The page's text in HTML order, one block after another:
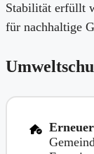
Stabilität erfüllt
für nachhaltige